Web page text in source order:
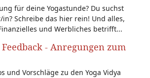
für deine Yogastunde? Du suchst
Schreibe das hier rein! Und alles,
und Werbliches betrifft...
- Anregungen zum
und Vorschläge zu den Yoga Vidya